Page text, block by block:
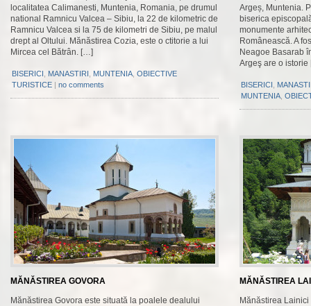
localitatea Calimanesti, Muntenia, Romania, pe drumul
national Ramnicu Valcea – Sibiu, la 22 de kilometric de
Ramnicu Valcea si la 75 de kilometri de Sibiu, pe malul
drept al Oltului. Mănăstirea Cozia, este o ctitorie a lui
Mircea cel Bătrân. […]
BISERICI MANASTIRI MUNTENIA OBIECTIVE
TURISTICE | no comments
Argeș, Muntenia.
biserica
monumente
Românească. A
Neagoe Basarab
Argeş are o
BISERICI
MUNTENIA
MĂNĂSTIREA GOVORA
Mănăstirea Govora este situată la poalele dealului
MĂNĂSTIREA
Mănăstirea